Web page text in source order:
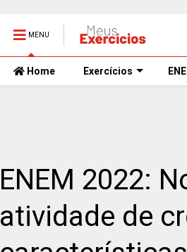
MENU
Home Exercícios
ENEM 2022:
atividade de